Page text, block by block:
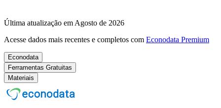
Última atualização em Agosto de 2026
Acesse dados mais recentes e completos com Econodata Premium
Econodata
Ferramentas Gratuitas
Materiais